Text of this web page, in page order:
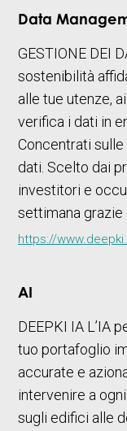
Data
GESTIONE DEI
sostenibilità
alle tue utenze,
verifica i dati in
Concentrati
dati. Scelto dai
investitori e
settimana grazie
https://
AI
DEEPKI IA L’IA
tuo portafoglio
accurate e
intervenire a
sugli edifici alle